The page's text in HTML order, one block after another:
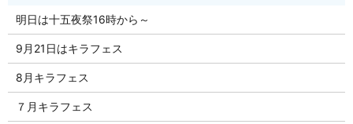
明日は十五夜祭16時から～
9月21日はキラフェス
8月キラフェス
７月キラフェス